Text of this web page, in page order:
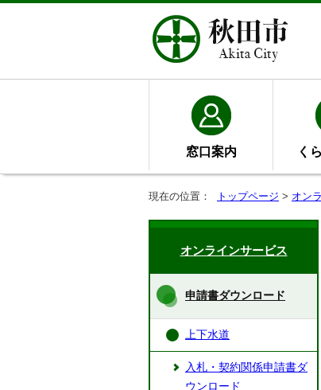
窓口案内 く
現在の位置： トップページ > オン
オンラインサービス
申請書ダウンロード
上下水道
入札・契約関係申請書ダ
ウンロード